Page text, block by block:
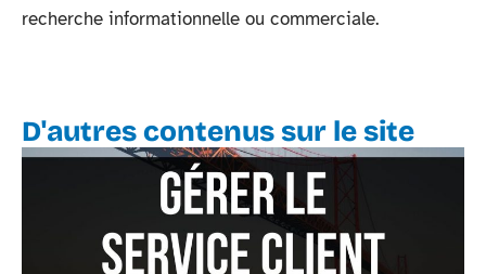
recherche informationnelle ou commerciale.
D'autres contenus sur le site